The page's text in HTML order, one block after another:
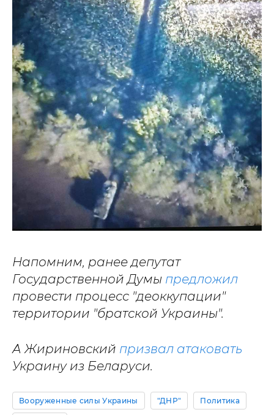
Напомним, ранее депутат
Государственной Думы предложил
провести процесс "деоккупации"
территории "братской Украины".
А Жириновский призвал атаковать
Украину из Беларуси.
Вооруженные силы Украины "ДНР" Политика